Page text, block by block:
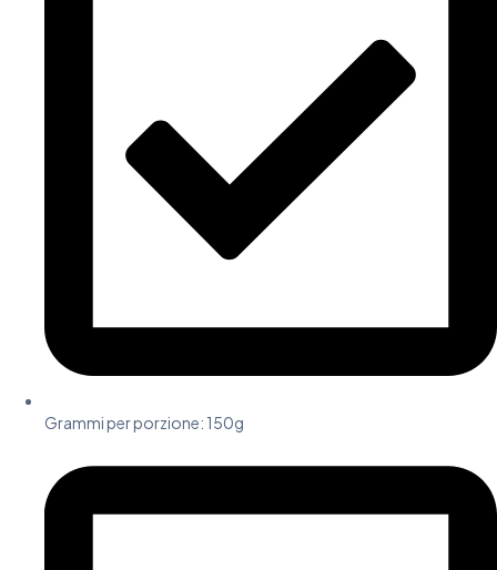
Grammi per porzione: 150g